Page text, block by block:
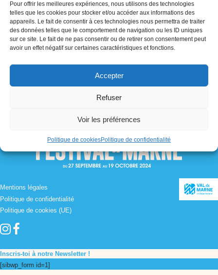
Pour offrir les meilleures expériences, nous utilisons des technologies
telles que les cookies pour stocker et/ou accéder aux informations des
appareils. Le fait de consentir à ces technologies nous permettra de traiter
des données telles que le comportement de navigation ou les ID uniques
sur ce site. Le fait de ne pas consentir ou de retirer son consentement peut
avoir un effet négatif sur certaines caractéristiques et fonctions.
Accepter
Refuser
Voir les préférences
Politique de cookiesPolitique de confidentialité
Mentions légales
Politique de confidentialité
Politique de cookies (UE)
Inscris-toi à notre Newsletter !
[sibwp_form id=1]